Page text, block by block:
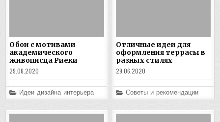
Обои с мотивами
академического
живописца Риеки
29.06.2020
Posted
in
Идеи дизайна интерьера
Отличные идеи для
оформления террасы в
разных стилях
29.06.2020
Posted
in
Советы и рекомендации